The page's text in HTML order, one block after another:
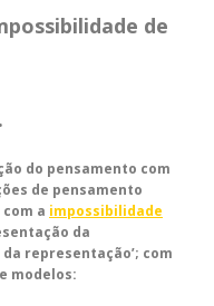
de
do pensamento com
de pensamento
a impossibilidade
da
representação’; com
modelos: